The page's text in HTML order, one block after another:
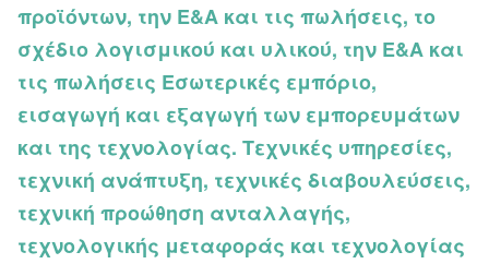
προϊόντων, την Ε&Α και τις πωλήσεις, το
σχέδιο λογισμικού και υλικού, την Ε&Α και
τις πωλήσεις Εσωτερικές εμπόριο,
εισαγωγή και εξαγωγή των εμπορευμάτων
και της τεχνολογίας. Τεχνικές υπηρεσίες,
τεχνική ανάπτυξη, τεχνικές διαβουλεύσεις,
τεχνική προώθηση ανταλλαγής,
τεχνολογικής μεταφοράς και τεχνολογίας